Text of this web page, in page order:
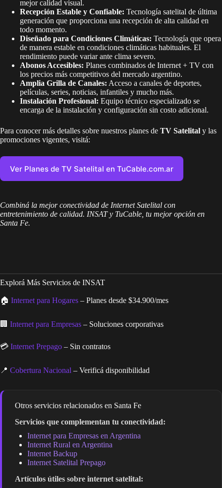
mejor calidad visual.
Recepción Estable y Confiable: Tecnología satelital de última
generación que proporciona una recepción de alta calidad en
todo momento.
Diseñado para Condiciones Climáticas: Tecnología que opera
de manera estable en condiciones climáticas habituales. El
rendimiento puede variar ante clima severo.
Abonos Accesibles: Planes combinados de Internet + TV con
los precios más competitivos del mercado argentino.
Amplia Grilla de Canales: Acceso a canales de deportes,
películas, series, noticias, infantiles y mucho más.
Instalación Profesional: Equipo técnico especializado se
encarga de la instalación y configuración sin costo adicional.
Para conocer más detalles sobre nuestros planes de TV Satelital y las
promociones vigentes, visitá:
Ver Planes de TV Satelital en TuCable.com.ar
Combiná la mejor conectividad de Internet Satelital con
entretenimiento de calidad. INSAT y TuCable, tu mejor opción en
Santa Fe.
Explorá Más Servicios de INSAT
🏠 Internet para Hogares – Planes desde $34.900/mes
🏢 Internet para Empresas – Soluciones corporativas
💳 Internet Prepago – Sin contratos
📍 Cobertura Nacional – Verificá disponibilidad
Otros servicios relacionados en Santa Fe
Servicios que complementan tu conectividad:
Internet para Empresas en Argentina
Internet Rural en Argentina
Internet Backup
Internet Satelital Prepago
Artículos útiles sobre internet satelital: